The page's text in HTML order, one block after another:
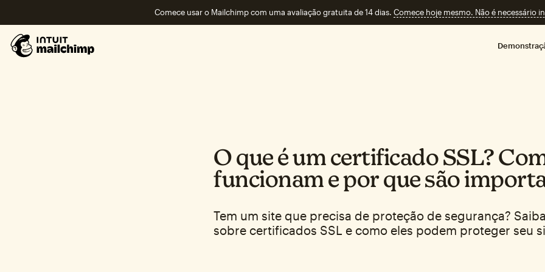
Comece usar o Mailchimp com uma avaliação gratuita de 14 dias. Comece hoje mesmo. Não é necessário
O que é um certificado SSL?
funcionam e por que são
Tem um site que precisa de proteção de segurança?
sobre certificados SSL e como eles podem proteger seu